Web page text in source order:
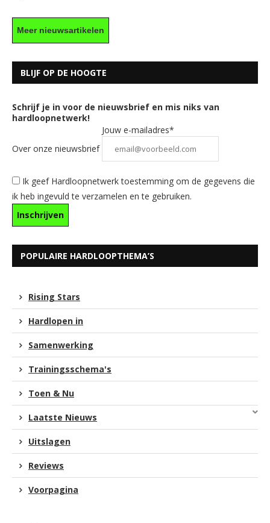
Meer nieuwsartikelen
BLIJF OP DE HOOGTE
Schrijf je in voor de nieuwsbrief en mis niks van
hardloopnetwerk!
Over onze nieuwsbrief
Jouw e-mailadres*
Ik geef Hardloopnetwerk toestemming om de gegevens die
ik heb ingevuld te verzamelen en te gebruiken.
POPULAIRE HARDLOOPTHEMA’S
Rising Stars
Hardlopen in
Samenwerking
Trainingsschema's
Toen & Nu
Laatste Nieuws
Uitslagen
Reviews
Voorpagina